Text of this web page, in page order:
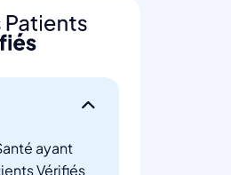
ayant
Vérifiés